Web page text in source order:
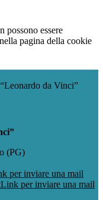
possono essere
pagina della cookie
da Vinci”
(PG)
per inviare una mail
Link per inviare una mail